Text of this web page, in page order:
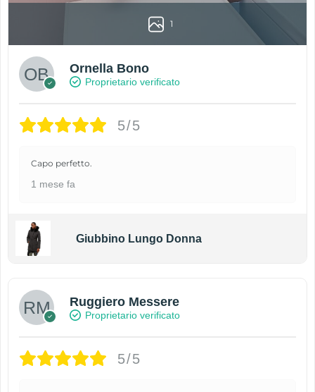
1
Ornella Bono
Proprietario verificato
5/5
Capo perfetto.
1 mese fa
Giubbino Lungo Donna
Ruggiero Messere
Proprietario verificato
5/5